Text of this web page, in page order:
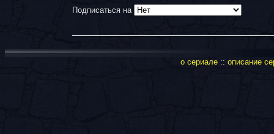
Подписаться на
о сериале:: описание